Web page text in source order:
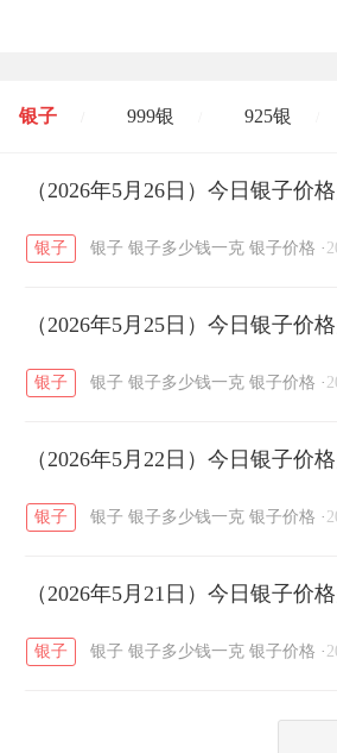
银子 999银 925银
开国纪念币 大清银币 /
菜百 周生生 周大生
六福 / 金至尊 潮宏基
（2026年5月26日）今日银子价
银子 银子 银子多少钱一克 银子价格 ·
（2026年5月25日）今日银子价
银子 银子 银子多少钱一克 银子价格 ·
（2026年5月22日）今日银子价
银子 银子 银子多少钱一克 银子价格 ·
（2026年5月21日）今日银子价
银子 银子 银子多少钱一克 银子价格 ·